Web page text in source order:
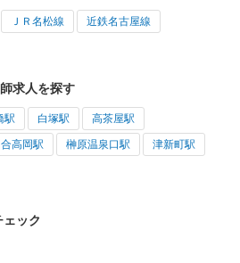
ＪＲ名松線 近鉄名古屋線
求人を探す
駅 白塚駅 高茶屋駅
合高岡駅 榊原温泉口駅 津新町駅
ック